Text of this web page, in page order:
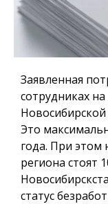
Заявленная
сотрудниках
Новосибирской
Это
года. При этом
региона стоят
статус